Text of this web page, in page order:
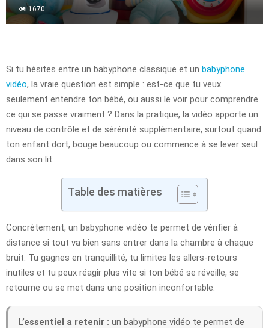
1670
Si tu hésites entre un babyphone classique et un babyphone
vidéo, la vraie question est simple : est-ce que tu veux
seulement entendre ton bébé, ou aussi le voir pour comprendre
ce qui se passe vraiment ? Dans la pratique, la vidéo apporte un
niveau de contrôle et de sérénité supplémentaire, surtout quand
ton enfant dort, bouge beaucoup ou commence à se lever seul
dans son lit.
Table des matières
Concrètement, un babyphone vidéo te permet de vérifier à
distance si tout va bien sans entrer dans la chambre à chaque
bruit. Tu gagnes en tranquillité, tu limites les allers-retours
inutiles et tu peux réagir plus vite si ton bébé se réveille, se
retourne ou se met dans une position inconfortable.
L’essentiel a retenir : un babyphone vidéo te permet de